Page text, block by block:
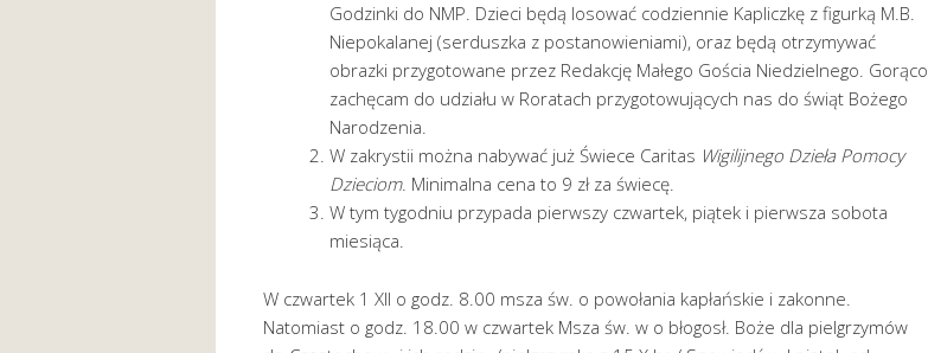
Godzinki do NMP. Dzieci będą losować codziennie Kapliczkę z figurką M.B.
Niepokalanej (serduszka z postanowieniami), oraz będą otrzymywać
obrazki przygotowane przez Redakcję Małego Gościa Niedzielnego. Gorąco
zachęcam do udziału w Roratach przygotowujących nas do świąt Bożego
Narodzenia.
W zakrystii można nabywać już Świece Caritas Wigilijnego Dzieła Pomocy
Dzieciom. Minimalna cena to 9 zł za świecę.
W tym tygodniu przypada pierwszy czwartek, piątek i pierwsza sobota
miesiąca.
W czwartek 1 XII o godz. 8.00 msza św. o powołania kapłańskie i zakonne.
Natomiast o godz. 18.00 w czwartek Msza św. w o błogosł. Boże dla pielgrzymów